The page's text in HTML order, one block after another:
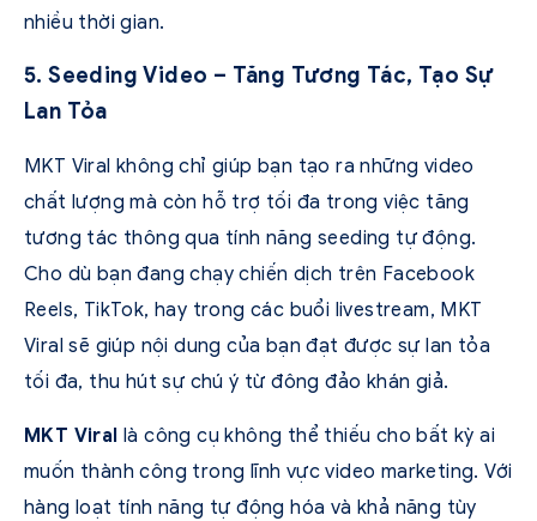
nhiều thời gian.
5. Seeding Video – Tăng Tương Tác, Tạo Sự
Lan Tỏa
MKT Viral không chỉ giúp bạn tạo ra những video
chất lượng mà còn hỗ trợ tối đa trong việc tăng
tương tác thông qua tính năng seeding tự động.
Cho dù bạn đang chạy chiến dịch trên Facebook
Reels, TikTok, hay trong các buổi livestream, MKT
Viral sẽ giúp nội dung của bạn đạt được sự lan tỏa
tối đa, thu hút sự chú ý từ đông đảo khán giả.
MKT Viral là công cụ không thể thiếu cho bất kỳ ai
muốn thành công trong lĩnh vực video marketing. Với
hàng loạt tính năng tự động hóa và khả năng tùy